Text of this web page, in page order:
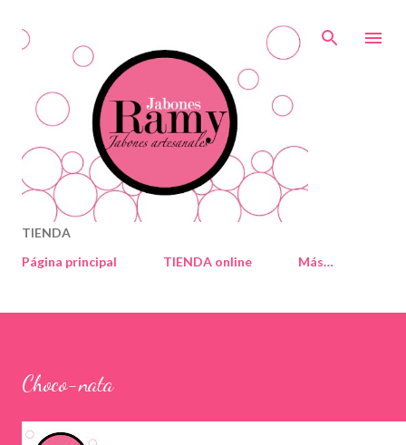
TIENDA
Página principal
TIENDA online Más…
Choco-nata